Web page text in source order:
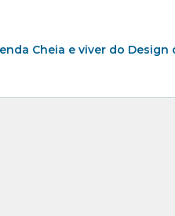
Cheia e viver do Design